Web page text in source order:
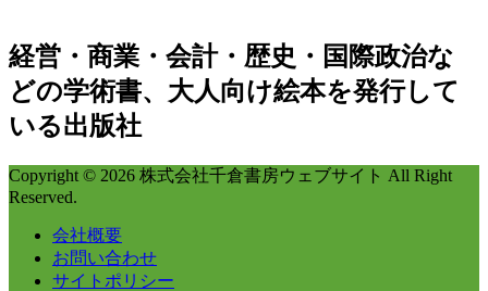
経営・商業・会計・歴史・国際政治な
どの学術書、大人向け絵本を発行して
いる出版社
Copyright © 2026 株式会社千倉書房ウェブサイト All Right
Reserved.
会社概要
お問い合わせ
サイトポリシー